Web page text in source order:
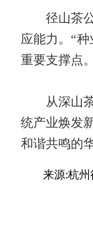
径山茶
应能力。“
重要支撑点。
从深山
统产业焕发
和谐共鸣的
来源:杭州